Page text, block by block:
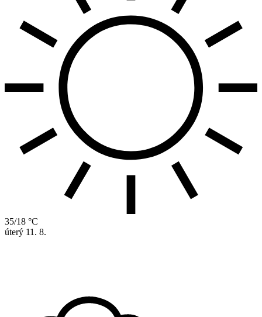
35/18 °C
úterý 11. 8.